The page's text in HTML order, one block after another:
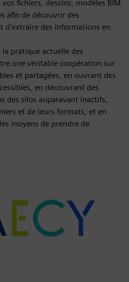
fichiers, dessins, modèles BIM
afin de découvrir des
d'extraire des informations en
pratique actuelle des
une véritable coopération sur
et partagées, en ouvrant des
en découvrant des
des silos auparavant inactifs,
et de leurs formats, et en
moyens de prendre de